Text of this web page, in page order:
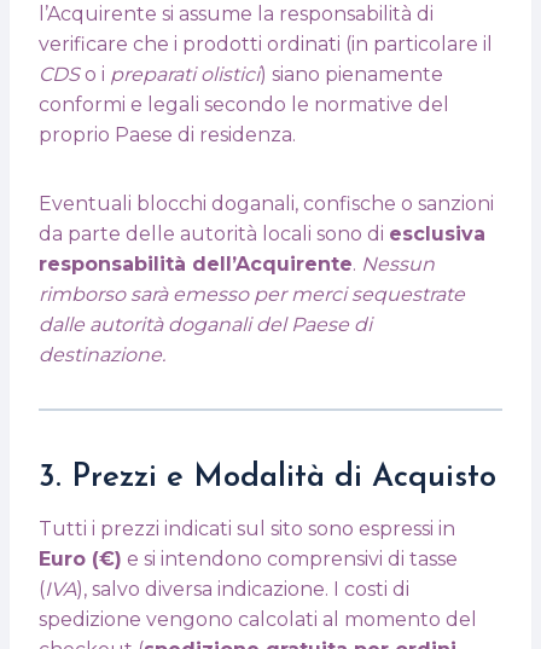
l’Acquirente si assume la responsabilità di
verificare che i prodotti ordinati (in particolare il
CDSo i preparati olistici) siano pienamente
conformi e legali secondo le normative del
proprio Paese di residenza.
Eventuali blocchi doganali, confische o sanzioni
da parte delle autorità locali sono di esclusiva
responsabilità dell’Acquirente. Nessun
rimborso sarà emesso per merci sequestrate
dalle autorità doganali del Paese di
destinazione.
3. Prezzi e Modalità di Acquisto
Tutti i prezzi indicati sul sito sono espressi in
Euro (€) e si intendono comprensivi di tasse
(IVA), salvo diversa indicazione. I costi di
spedizione vengono calcolati al momento del